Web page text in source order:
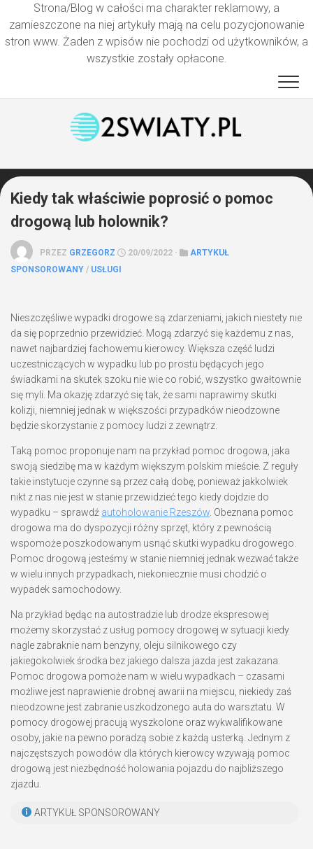
Strona/Blog w całości ma charakter reklamowy, a
zamieszczone na niej artykuły mają na celu pozycjonowanie
stron www. Żaden z wpisów nie pochodzi od użytkowników, a
wszystkie zostały opłacone.
Kiedy tak właściwie poprosić o pomoc
drogową lub holownik?
PRZEZ GRZEGORZ 20/09/2022 ·
ARTYKUŁ
SPONSOROWANY / USŁUGI
Nieszczęśliwe wypadki drogowe są zdarzeniami, jakich niestety nie
da się poprzednio przewidzieć. Mogą zdarzyć się każdemu z nas,
nawet najbardziej fachowemu kierowcy. Większa część ludzi
uczestniczących w wypadku lub po prostu będących jego
świadkami na skutek szoku nie wie co robić, wszystko gwałtownie
się myli. Ma okazję zdarzyć się tak, że sami naprawimy skutki
kolizji, niemniej jednak w większości przypadków nieodzowne
będzie skorzystanie z pomocy ludzi z zewnątrz.
Taką pomoc proponuje nam na przykład pomoc drogowa, jaka
swoją siedzibę ma w każdym większym polskim mieście. Z reguły
takie instytucje czynne są przez całą dobę, ponieważ jakkolwiek
nikt z nas nie jest w stanie przewidzieć tego kiedy dojdzie do
wypadku – sprawdź autoholowanie Rzeszów . Obeznana pomoc
drogowa ma do dyspozycji różny sprzęt, który z pewnością
wspomoże poszkodowanym usnąć skutki wypadku drogowego.
Pomoc drogową jesteśmy w stanie niemniej jednak wezwać także
w wielu innych przypadkach, niekoniecznie musi chodzić o
wypadek samochodowy.
Na przykład będąc na autostradzie lub drodze ekspresowej
możemy skorzystać z usług pomocy drogowej w sytuacji kiedy
nagle zabraknie nam benzyny, oleju silnikowego czy
jakiegokolwiek środka bez jakiego dalsza jazda jest zakazana.
Pomoc drogowa pomoże nam w wielu wypadkach – czasami
możliwe jest naprawienie drobnej awarii na miejscu, niekiedy zaś
nieodzowne jest zabranie uszkodzonego auta do warsztatu. W
pomocy drogowej pracują wyszkolone oraz wykwalifikowane
osoby, jakie na pewno poradzą sobie z każdą usterką. Jednym z
najczęstszych powodów dla których kierowcy wzywają pomoc
drogową jest niezbędność holowania pojazdu do najbliższego
zjazdu.
ARTYKUŁ SPONSOROWANY